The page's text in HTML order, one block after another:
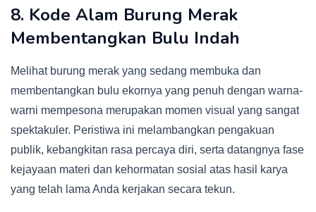
8. Kode Alam Burung Merak
Membentangkan Bulu Indah
Melihat burung merak yang sedang membuka dan
membentangkan bulu ekornya yang penuh dengan warna-
warni mempesona merupakan momen visual yang sangat
spektakuler. Peristiwa ini melambangkan pengakuan
publik, kebangkitan rasa percaya diri, serta datangnya fase
kejayaan materi dan kehormatan sosial atas hasil karya
yang telah lama Anda kerjakan secara tekun.